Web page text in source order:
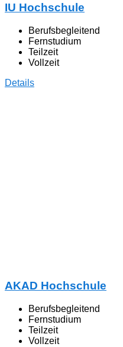
IU Hochschule
Berufsbegleitend
Fernstudium
Teilzeit
Vollzeit
Details
AKAD Hochschule
Berufsbegleitend
Fernstudium
Teilzeit
Vollzeit